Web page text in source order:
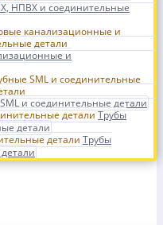
НПВХ и соединительные
и
и соединительные детали
Трубы
детали
Трубы